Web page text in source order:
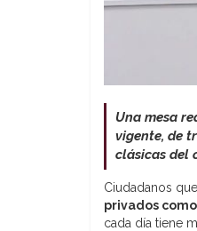
Una mesa
vigente, de
clásicas del
Ciudadanos
privados
cada día tiene